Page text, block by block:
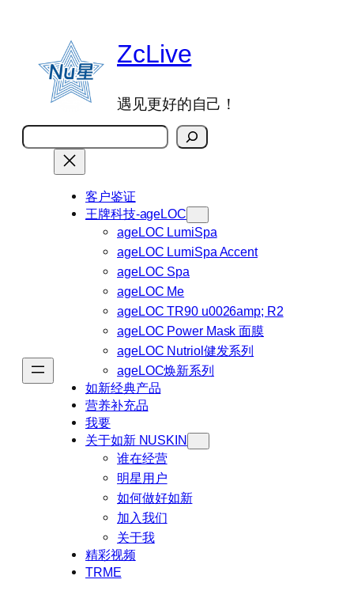
ZcLive
遇见更好的自己！
搜
索
客户鉴证
王牌科技-ageLOC
ageLOC LumiSpa
ageLOC LumiSpa Accent
ageLOC Spa
ageLOC Me
ageLOC TR90 u0026amp; R2
ageLOC Power Mask 面膜
ageLOC Nutriol健发系列
ageLOC焕新系列
如新经典产品
营养补充品
我要
关于如新 NUSKIN
谁在经营
明星用户
如何做好如新
加入我们
关于我
精彩视频
TRME